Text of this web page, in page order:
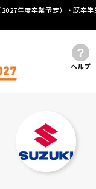
年度卒業予定）・既卒学
ヘルプ